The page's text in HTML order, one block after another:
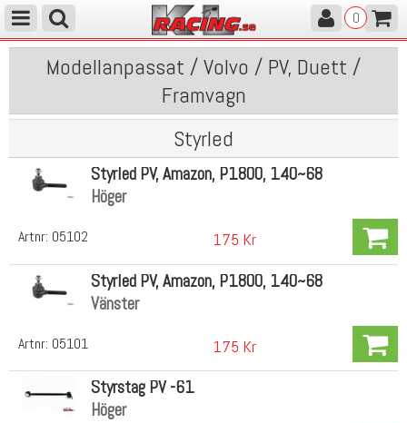
0
Modellanpassat / Volvo / PV, Duett /
Framvagn
Styrled
Artnr: 05102
Styrled PV, Amazon, P1800, 140~68
Höger
175 Kr
Artnr: 05101
Styrled PV, Amazon, P1800, 140~68
Vänster
175 Kr
Styrstag PV -61
Höger